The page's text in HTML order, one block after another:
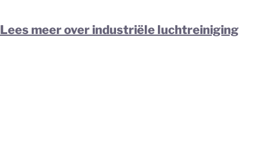
Lees meer over industriële luchtreiniging